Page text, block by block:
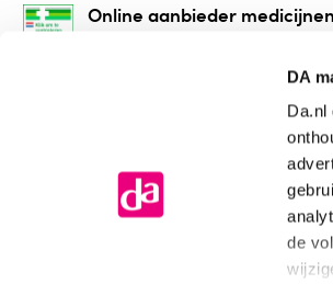
DA
Da.nl
de
Online aanbieder medicijnen
onze webshop mag
Algemene